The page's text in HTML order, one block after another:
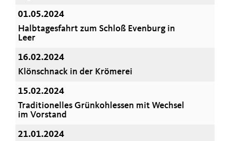
01.05.2024
Halbtagesfahrt zum Schloß Evenburg in
Leer
16.02.2024
Klönschnack in der Krömerei
15.02.2024
Traditionelles Grünkohlessen mit Wechsel
im Vorstand
21.01.2024